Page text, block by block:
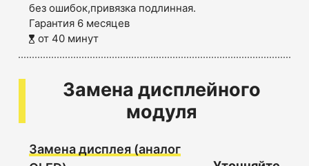
без ошибок,привязка подлинная.
Гарантия 6 месяцев
от 40 минут
Замена дисплейного
модуля
Замена дисплея (аналог